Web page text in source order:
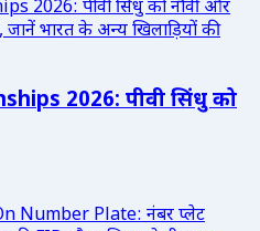
2026: पीवी सिंधु को